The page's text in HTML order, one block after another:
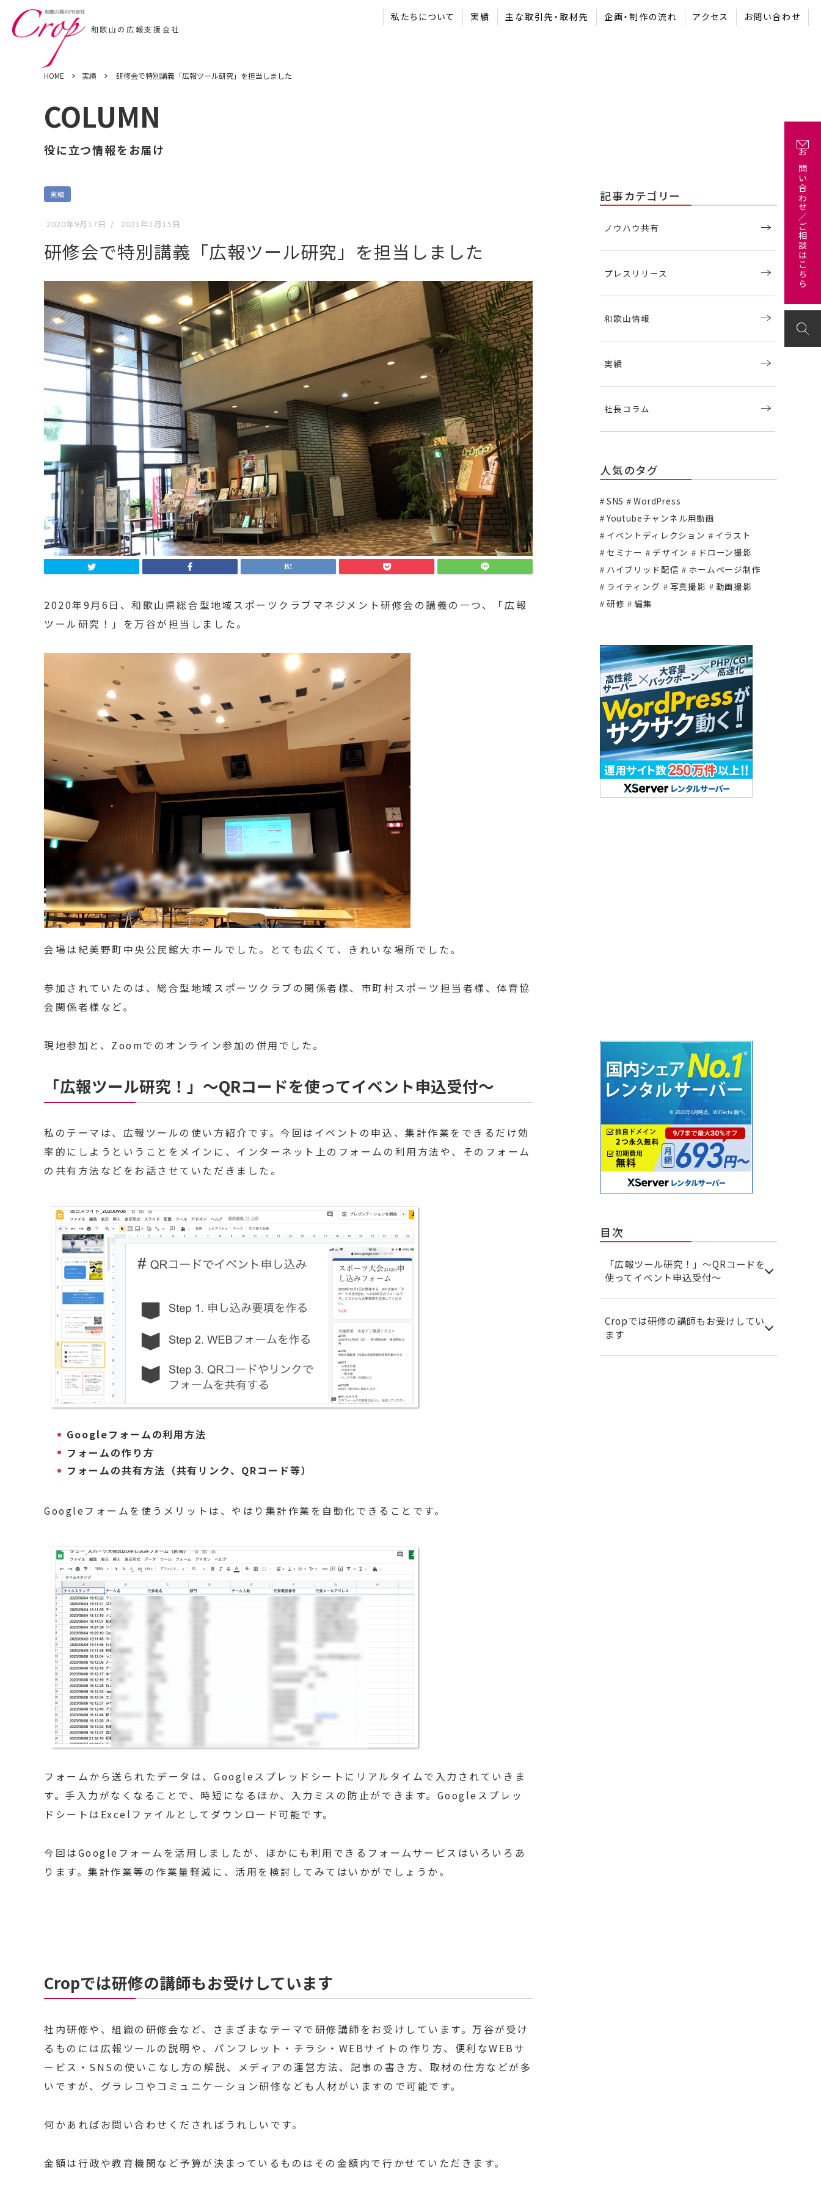
私たちについて 実績 主な取引先・取材先 企画・制作の流れ アクセス お問い合わせ
お問い合わせ／ご相談はこちら
HOME 実績 研修会で特別講義「広報ツール研究」を担当しました
COLUMN
役に立つ情報をお届け
実績
2020年9月17日 / 2021年1月15日
研修会で特別講義「広報ツール研究」を担当しました
2020年9月6日、和歌山県総合型地域スポーツクラブマネジメント研修会の講義の一つ、「広報
ツール研究！」を万谷が担当しました。
会場は紀美野町中央公民館大ホールでした。とても広くて、きれいな場所でした。
参加されていたのは、総合型地域スポーツクラブの関係者様、市町村スポーツ担当者様、体育協
会関係者様など。
現地参加と、Zoomでのオンライン参加の併用でした。
「広報ツール研究！」〜QRコードを使ってイベント申込受付〜
私のテーマは、広報ツールの使い方紹介です。今回はイベントの申込、集計作業をできるだけ効
率的にしようということをメインに、インターネット上のフォームの利用方法や、そのフォーム
の共有方法などをお話させていただきました。
Googleフォームの利用方法
フォームの作り方
フォームの共有方法（共有リンク、QRコード等）
Googleフォームを使うメリットは、やはり集計作業を自動化できることです。
フォームから送られたデータは、Googleスプレッドシートにリアルタイムで入力されていきま
す。手入力がなくなることで、時短になるほか、入力ミスの防止ができます。Googleスプレッ
ドシートはExcelファイルとしてダウンロード可能です。
今回はGoogleフォームを活用しましたが、ほかにも利用できるフォームサービスはいろいろあ
ります。集計作業等の作業量軽減に、活用を検討してみてはいかがでしょうか。
Cropでは研修の講師もお受けしています
社内研修や、組織の研修会など、さまざまなテーマで研修講師をお受けしています。万谷が受け
るものには広報ツールの説明や、パンフレット・チラシ・WEBサイトの作り方、便利なWEBサ
ービス・SNSの使いこなし方の解説、メディアの運営方法、記事の書き方、取材の仕方などが多
いですが、グラレコやコミュニケーション研修なども人材がいますので可能です。
何かあればお問い合わせくださればうれしいです。
金額は行政や教育機関など予算が決まっているものはその金額内で行かせていただきます。
記事カテゴリー
ノウハウ共有
プレスリリース
和歌山情報
実績
社長コラム
人気のタグ
SNS
WordPress
Youtubeチャンネル用動画
イベントディレクション
イラスト
セミナー
デザイン
ドローン撮影
ハイブリッド配信
ホームページ制作
ライティング
写真撮影
動画撮影
研修
編集
目次
「広報ツール研究！」〜QRコードを
使ってイベント申込受付〜
Cropでは研修の講師もお受けしてい
ます